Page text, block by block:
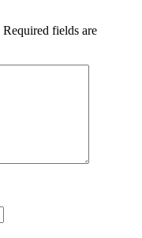
Required fields are